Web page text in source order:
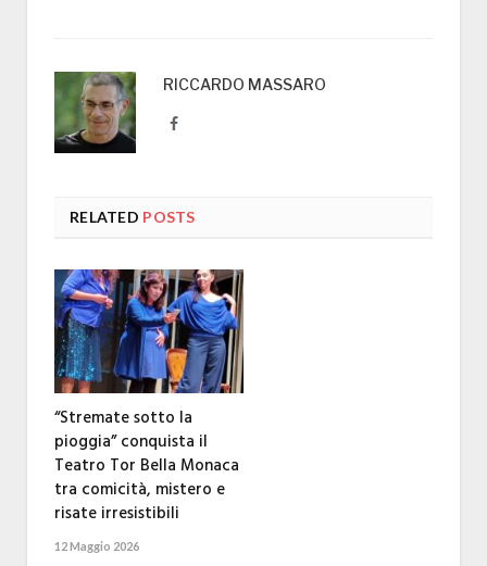
RICCARDO MASSARO
Facebook
RELATED POSTS
“Stremate sotto la
pioggia” conquista il
Teatro Tor Bella Monaca
tra comicità, mistero e
risate irresistibili
12 Maggio 2026